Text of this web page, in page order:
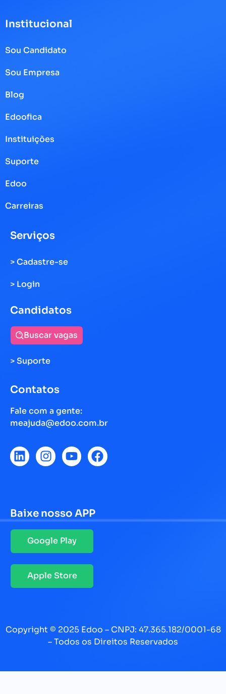
Institucional
Sou Candidato
Sou Empresa
Blog
Edoofica
Instituições
Suporte
Edoo
Carreiras
Serviços
> Cadastre-se
> Login
Candidatos
Buscar vagas
> Suporte
Contatos
Fale com a gente:
meajuda@edoo.com.br
Baixe nosso APP
Google Play
Apple Store
Copyright © 2025 Edoo – CNPJ: 47.365.182/0001-68
– Todos os Direitos Reservados